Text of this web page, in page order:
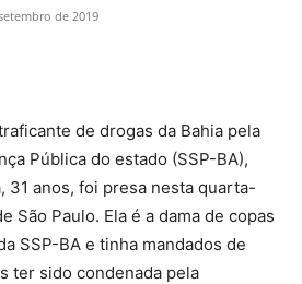
de 2019
de drogas da Bahia pela
Pública do estado (SSP-BA),
31 anos, foi presa nesta quarta-
São Paulo. Ela é a dama de copas
SSP-BA e tinha mandados de
ter sido condenada pela